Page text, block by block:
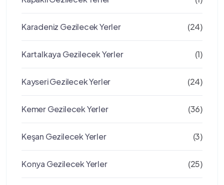
Karadeniz Gezilecek Yerler (24)
Kartalkaya Gezilecek Yerler (1)
Kayseri Gezilecek Yerler (24)
Kemer Gezilecek Yerler (36)
Keşan Gezilecek Yerler (3)
Konya Gezilecek Yerler (25)